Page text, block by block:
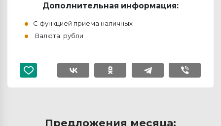
Дополнительная информация:
С функцией приема наличных
Валюта: рубли
Предложения месяца: